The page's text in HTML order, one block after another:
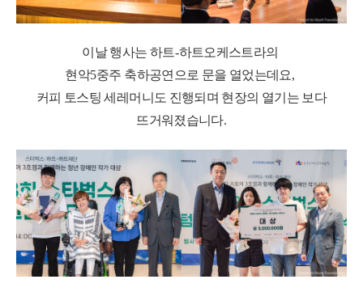
이날 행사는 하트-하트오케스트라의
현악5중주 축하공연으로 문을 열었는데요,
커피 토스팅 세레머니도 진행되며 현장의 열기는 보다
뜨거워졌습니다.